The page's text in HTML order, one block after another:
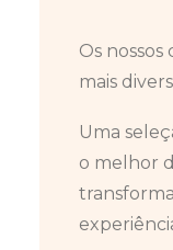
Os
mais
Uma
o melhor